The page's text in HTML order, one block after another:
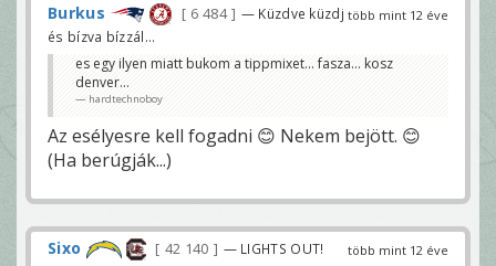
több mint 12 éve
Burkus 6 484
— Küzdve küzdj
és bízva bízzál...
es egy ilyen miatt bukom a tippmixet... fasza... kosz
denver...
hardtechnoboy
Az esélyesre kell fogadni 😊 Nekem bejött. 😊
(Ha berúgják...)
több mint 12 éve
Sixo 42 140 — LIGHTS OUT!